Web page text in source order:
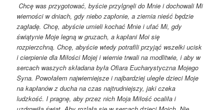
Chcę was przygotować, byście przylgnęli do Mnie i dochowali Mi
wierności w dniach, gdy niebo zapłonie, a ziemia nieść będzie
zagładę. Chcę, abyście umieli kochać Mnie i ufać Mi, gdy
świątynie Moje legną w gruzach, a kapłani Moi się
rozpierzchną. Chcę, abyście wtedy potrafili przyjąć wszelki ucisk
i cierpienie dla Miłości Mojej i wiernie trwali na modlitwie, i aby w
sercach waszych składana była Ofiara Eucharystyczna Mojego
Syna. Powołałem najwierniejsze i najbardziej uległe dzieci Moje
na kapłanów z ducha na czas najtrudniejszy, jaki czeka
ludzkość. I pragnę, aby przez nich Moja Miłość ocaliła i